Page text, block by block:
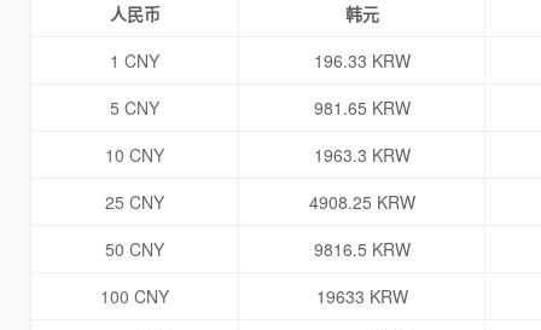
人民币
韩元
1 CNY
196.33 KRW
5 CNY
981.65 KRW
10 CNY
1963.3 KRW
25 CNY
4908.25 KRW
50 CNY
9816.5 KRW
100 CNY
19633 KRW